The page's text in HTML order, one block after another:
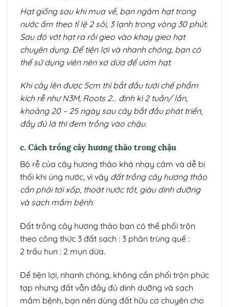
Hạt giống sau khi mua về, bạn ngâm hạt trong
nước ấm theo tỉ lệ 2 sôi, 3 lạnh trong vòng 30 phút.
Sau đó vớt hạt ra rồi gieo vào khay gieo hạt
chuyên dụng. Để tiện lợi và nhanh chóng, bạn có
thể sử dụng viên nén xơ dừa để ươm hạt.
Khi cây lên được 5cm thì bắt đầu tưới chế phẩm
kích rễ như N3M, Roots 2… định kì 2 tuần/ lần,
khoảng 20 – 25 ngày sau cây bắt đầu phát triển,
đầy đủ lá thì đem trồng vào chậu.
c. Cách trồng cây hương thảo trong chậu
Bộ rễ của cây hương thảo khá nhạy cảm và dễ bị
thối khi úng nước, vì vậy đất trồng cây hương thảo
cần phải tơi xốp, thoát nước tốt, giàu dinh dưỡng
và sạch mầm bệnh.
Đất trồng cây hương thảo bạn có thể phối trộn
theo công thức 3 đất sạch : 3 phân trùng quế :
2 trấu hun : 2 mụn dừa.
Để tiện lợi, nhanh chóng, không cần phối trộn phức
tạp nhưng đất vẫn đầy đủ dinh dưỡng và sạch
mầm bệnh, bạn nên dùng đất hữu cơ chuyên cho